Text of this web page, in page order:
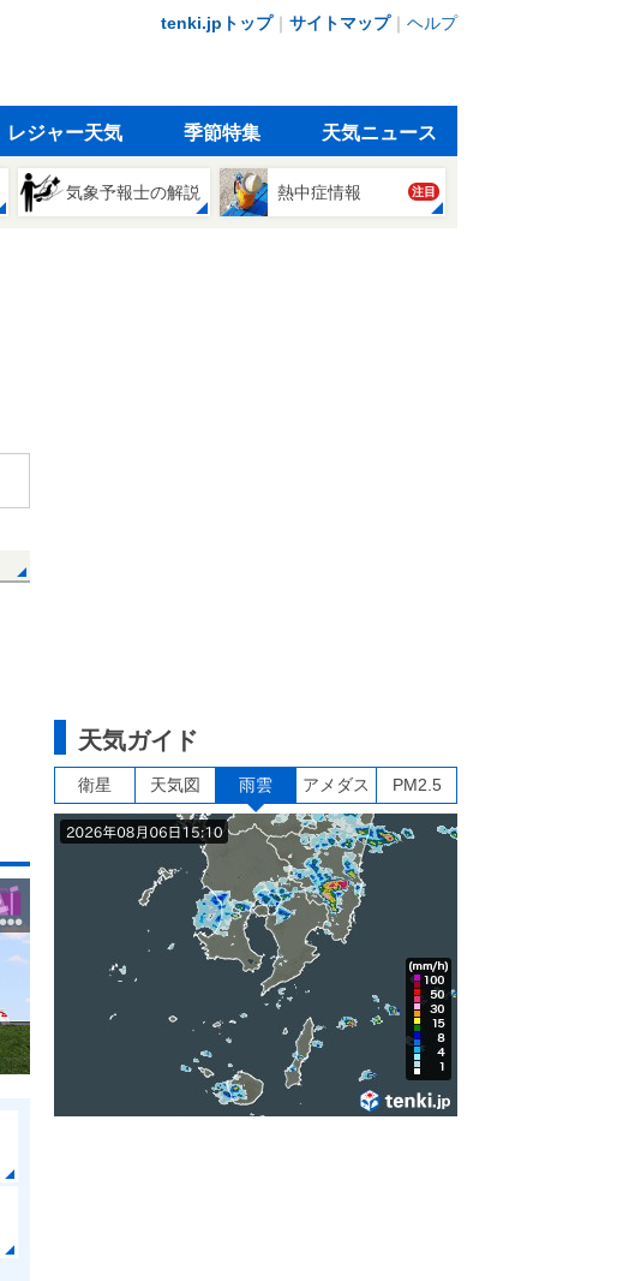
tenki.jpトップ｜ サイトマップ｜ ヘルプ
レジャー天気 季節特集 天気ニュース
気象予報士の解説 熱中症情報 注目
天気ガイド
衛星 天気図 雨雲 アメダス PM2.5